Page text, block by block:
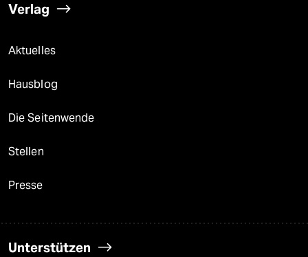
Verlag
Aktuelles
Hausblog
Die Seitenwende
Stellen
Presse
Unterstützen